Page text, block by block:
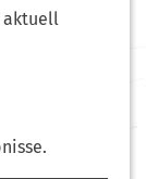
aktuell